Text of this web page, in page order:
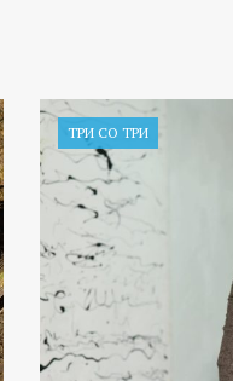
ТРИ СО ТРИ